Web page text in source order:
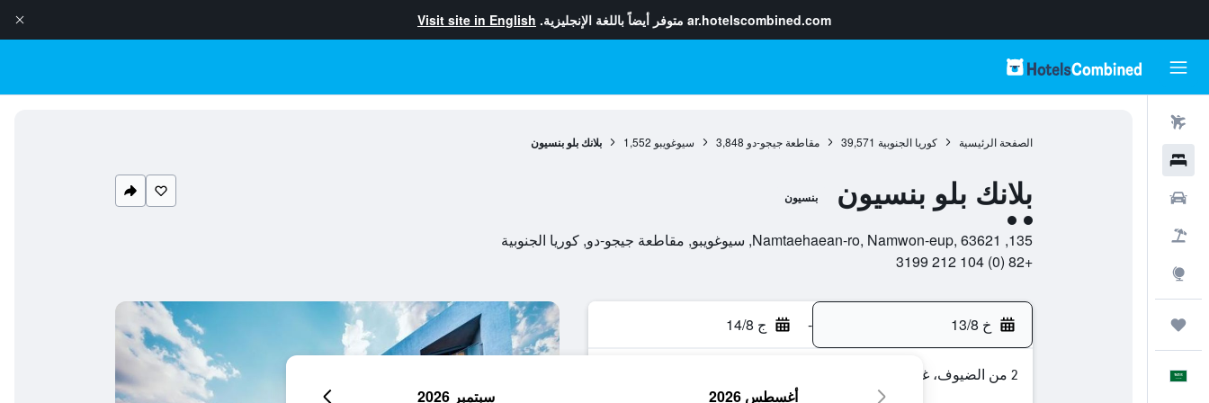
ar.hotelscombined.com متوفر أيضاً باللغة الإنجليزية. Visit site in English
الصفحة الرئيسية كوريا الجنوبية 39,571 مقاطعة جيجو-دو 3,848 سيوغويبو 1,552 بلانك بلو بنسيون
بلانك بلو بنسيون بنسيون
تقييم فئة 2
135, Namtaehaean-ro, Namwon-eup, 63621, سيوغويبو, مقاطعة جيجو-دو, كوريا الجنوبية
+82 (0) 104 212 3199
خ 13/8 - ج 14/8
2 من الضيوف، غرفة واحدة
أغسطس 2026 سبتمبر 2026